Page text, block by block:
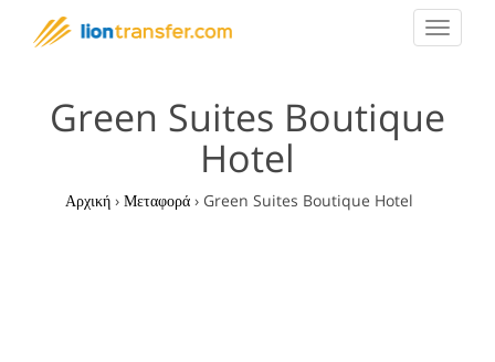
Toggle
Green Suites Boutique
Hotel
Αρχική › Μεταφορά › Green Suites Boutique Hotel